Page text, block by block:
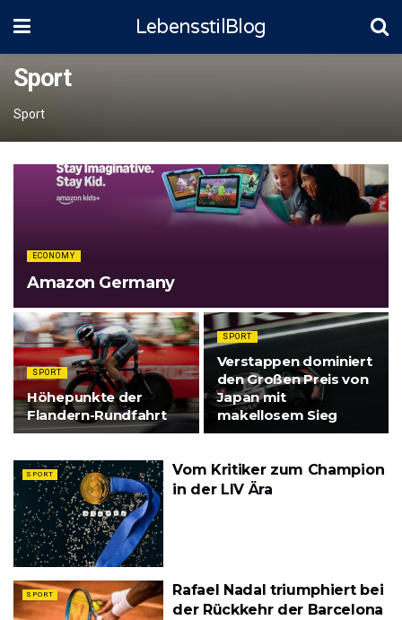
LebensstilBlog
Sport
Sport
ECONOMY
Amazon Germany
SPORT
Höhepunkte der
Flandern-Rundfahrt
SPORT
Verstappen dominiert
den Großen Preis von
Japan mit
makellosem Sieg
SPORT
Vom Kritiker zum Champion
in der LIV Ära
SPORT
Rafael Nadal triumphiert bei
der Rückkehr der Barcelona